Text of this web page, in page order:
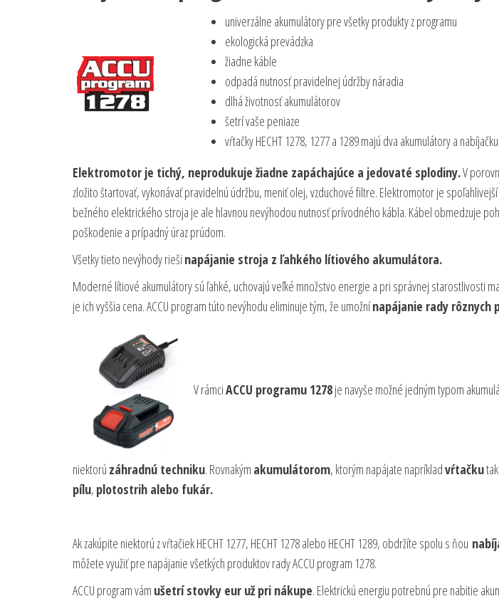
univerzálne akumulátory pre všetky produkty z programu
ekologická prevádzka
žiadne káble
odpadá nutnosť pravidelnej údržby náradia
dlhá životnosť akumulátorov
šetrí vaše peniaze
vŕtačky HECHT 1278, 1277 a 1289 majú dva akumulátory a
Elektromotor je tichý, neprodukuje žiadne zapáchajúce a jedovaté splodiny.V
zložito štartovať, vykonávať pravidelnú údržbu, meniť olej, vzduchové filtre. Elektromotor je
bežného elektrického stroja je ale hlavnou nevýhodou nutnosť prívodného kábla. Kábel obmedzuje
poškodenie a prípadný úraz prúdom.
Všetky tieto nevýhody rieši napájanie stroja z ľahkého lítiového akumulátora.
Moderné lítiové akumulátory sú ľahké, uchovajú veľké množstvo energie a pri správnej starostlivosti
je ich vyššia cena. ACCU program túto nevýhodu eliminuje tým, že umožnínapájanie rady
V rámciACCU programu 1278je navyše možné jedným typom
niektorú záhradnú techniku. Rovnakým akumulátorom, ktorým napájate napríkladvŕtačku
pílu, plotostrih alebo fukár.
Ak zakúpite niektorú z vŕtačiek HECHT 1277, HECHT 1278 alebo HECHT 1289, obdržíte spolu s ňou
môžete využiť pre napájanie všetkých produktov rady ACCU program 1278.
ACCU program vám ušetrí stovky eur už pri nákupe. Elektrickú energiu potrebnú pre nabitie